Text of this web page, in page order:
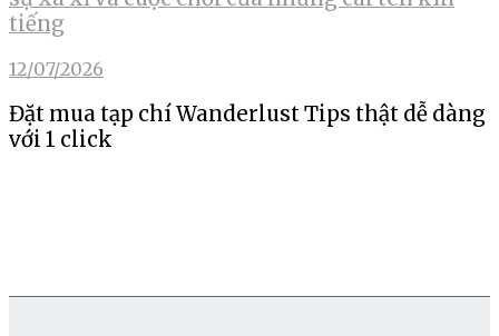
tiếng
12/07/2026
Đặt mua tạp chí Wanderlust Tips thật dễ dàng
với 1 click